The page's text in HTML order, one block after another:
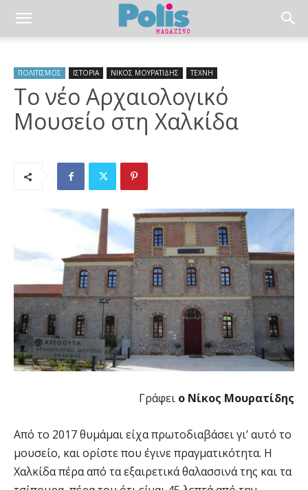
ΠΟΛΙΤΙΣΜΟΣ ΙΣΤΟΡΙΑ ΝΙΚΟΣ ΜΟΥΡΑΤΙΔΗΣ ΤΕΧΝΗ
Το νέο Αρχαιολογικό
Μουσείο στη Χαλκίδα
Γράφει ο Νίκος Μουρατίδης
Από το 2017 θυμάμαι είχα πρωτοδιαβάσει γι’ αυτό το
μουσείο, και ορίστε που έγινε πραγματικότητα. Η
Χαλκίδα πέρα από τα εξαιρετικά θαλασσινά της και τα